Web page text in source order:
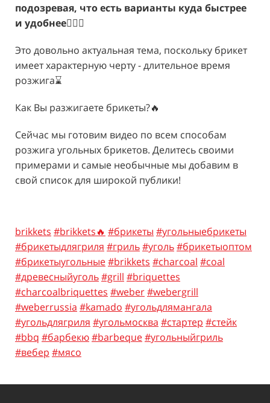
подозревая, что есть варианты куда быстрее
и удобнее🤦🏻‍♂️
Это довольно актуальная тема, поскольку брикет
имеет характерную черту - длительное время
розжига⌛️
Как Вы разжигаете брикеты?🔥
Сейчас мы готовим видео по всем способам
розжига угольных брикетов. Делитесь своими
примерами и самые необычные мы добавим в
свой список для широкой публики!
brikkets #brikkets🔥 #брикеты #угольныебрикеты
#брикетыдлягриля #гриль#уголь#брикетыоптом
#брикетыугольные#brikkets #charcoal #coal
#древесныйуголь#grill #briquettes
#charcoalbriquettes #weber#webergrill
#weberrussia #kamado #угольдлямангала
#угольдлягриля #угольмосква #стартер #стейк
#bbq #барбекю#barbeque#угольныйгриль
#вебер #мясо